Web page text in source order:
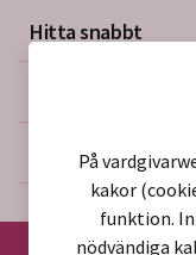
Hitta snabbt
Mer på
Om webbplatsen
På
kakor
funktion.
nödvändiga